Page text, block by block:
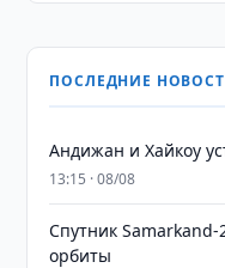
ПОСЛЕДНИЕ
Андижан и Хайкоу
13:15 · 08/08
Спутник
орбиты